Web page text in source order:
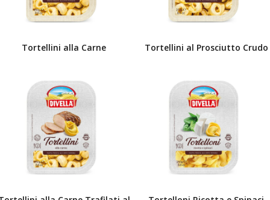
Tortellini alla Carne Tortellini al Prosciutto Crudo